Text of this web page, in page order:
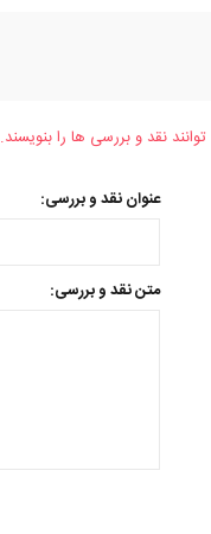
نقد و بررسی ها را بنویسند.
عنوان نقد و بررسی:
متن نقد و بررسی: